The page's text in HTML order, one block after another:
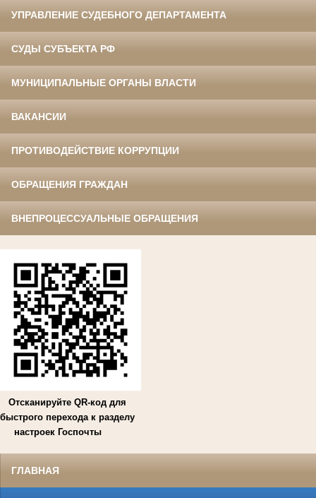
УПРАВЛЕНИЕ СУДЕБНОГО ДЕПАРТАМЕНТА
СУДЫ СУБЪЕКТА РФ
МУНИЦИПАЛЬНЫЕ ОРГАНЫ ВЛАСТИ
ВАКАНСИИ
ПРОТИВОДЕЙСТВИЕ КОРРУПЦИИ
ОБРАЩЕНИЯ ГРАЖДАН
ВНЕПРОЦЕССУАЛЬНЫЕ ОБРАЩЕНИЯ
Отсканируйте QR-код для
быстрого перехода к разделу
настроек Госпочты
ГЛАВНАЯ